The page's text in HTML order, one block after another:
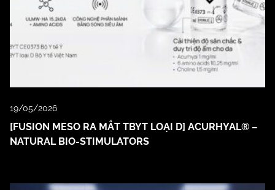
19/05/2026
[FUSION MESO RA MẮT TBYT LOẠI D] ACURHYAL® –
NATURAL BIO-STIMULATORS